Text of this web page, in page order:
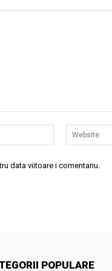
Email:*
data viitoare i comentariu.
POPULARE